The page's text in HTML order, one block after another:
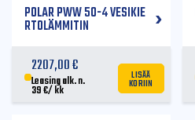
POLAR PWW 50-4 VESIKIE
RTOLÄMMITIN
2207,00€
Leasing alk. n.
39€/ kk
LISÄÄ
KORIIN